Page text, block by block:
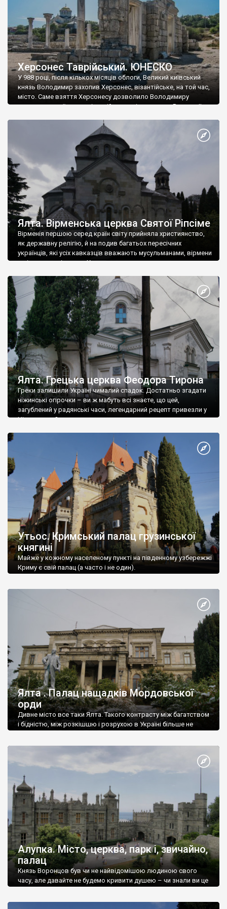
Херсонес Таврійський. ЮНЕСКО
У 988 році, після кількох місяців облоги, Великий київський
князь Володимир захопив Херсонес, візантійське, на той час,
місто. Саме взяття Херсонесу дозволило Володимиру
диктувати свої умови візантійському імператору Василю ІІ, та
Херсонесі Володимир-язичник, став Василем-християнином.
А потім було Хрещення Русі. На честь Херсонесу Таврійського
Ялта. Вірменська церква Святої Ріпсіме
Вірменія першою серед країн світу прийняла християнство,
як державну релігію, й на подив багатьох пересічних
українців, які усіх кавказців вважають мусульманами, вірмени
є відданими вірянами Христа
Ялта. Грецька церква Феодора Тирона
Греки залишили Україні чималий спадок. Достатньо згадати
ніжинські огірочки – ви ж мабуть всі знаєте, що цей,
загублений у радянські часи, легендарний рецепт привезли у
Ніжин греки?
Утьос. Кримський палац грузинської
княгині
Майже у кожному населеному пункті на південному узбережжі
Криму є свій палац (а часто і не один).
Ялта . Палац нащадків Мордовської
орди
Дивне місто все таки Ялта. Такого контрасту між багатством
і бідністю, між розкішшю і розрухою в Україні більше не
Алупка. Місто, церква, парк і, звичайно,
палац
Князь Воронцов був чи не найвідомішою людиною свого
часу, але давайте не будемо кривити душею – чи знали ви це